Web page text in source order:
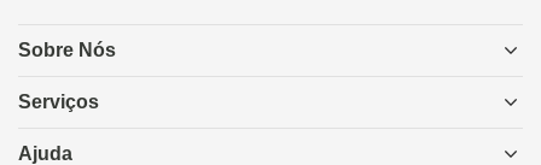
Sobre Nós
Serviços
Ajuda